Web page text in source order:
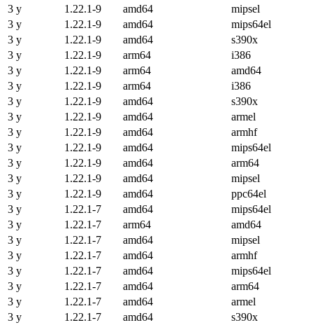
3 y
1.22.1-9 amd64
mipsel
3 y
1.22.1-9 amd64
mips64el
3 y
1.22.1-9 amd64
s390x
3 y
1.22.1-9 arm64
i386
3 y
1.22.1-9 arm64
amd64
3 y
1.22.1-9 arm64
i386
3 y
1.22.1-9 amd64
s390x
3 y
1.22.1-9 amd64
armel
3 y
1.22.1-9 amd64
armhf
3 y
1.22.1-9 amd64
mips64el
3 y
1.22.1-9 amd64
arm64
3 y
1.22.1-9 amd64
mipsel
3 y
1.22.1-9 amd64
ppc64el
3 y
1.22.1-7 amd64
mips64el
3 y
1.22.1-7 arm64
amd64
3 y
1.22.1-7 amd64
mipsel
3 y
1.22.1-7 amd64
armhf
3 y
1.22.1-7 amd64
mips64el
3 y
1.22.1-7 amd64
arm64
3 y
1.22.1-7 amd64
armel
3 y
1.22.1-7 amd64
s390x